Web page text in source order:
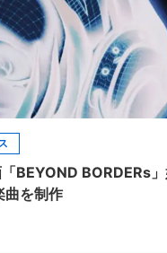
「BEYOND BORDERs
を制作